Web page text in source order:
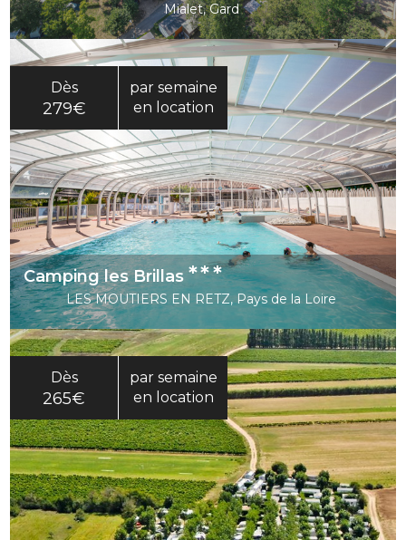
Mialet, Gard
Dès
279€
par semaine
en location
Camping les Brillas***
LES MOUTIERS EN RETZ, Pays de la Loire
Dès
265€
par semaine
en location